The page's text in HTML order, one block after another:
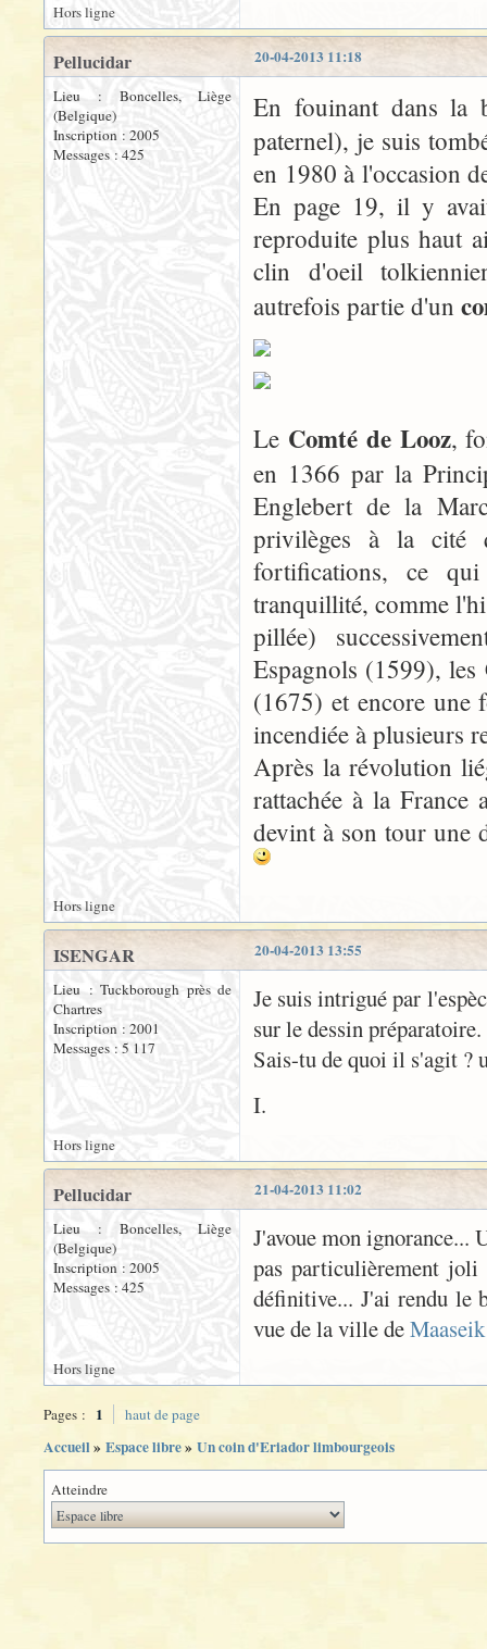
Hors ligne
20-04-2013 11:18
Pellucidar
Lieu : Boncelles, Liège
(Belgique)
Inscription : 2005
Messages : 425
En fouinant dans la
paternel), je suis
en 1980 à l'occasion
En page 19, il y
reproduite plus haut
clin d'oeil
autrefois partie d'un
Le Comté de Looz,
en 1366 par la
Englebert de la
privilèges à la cité
fortifications, ce
tranquillité, comme
pillée)
Espagnols (1599),
(1675) et encore une
incendiée à plusieurs
Après la révolution
rattachée à la France
devint à son tour une
Hors ligne
20-04-2013 13:55
ISENGAR
Lieu : Tuckborough près de
Chartres
Inscription : 2001
Messages : 5 117
Je suis intrigué par
sur le dessin préparatoire.
Sais-tu de quoi il s'agit ?
I.
Hors ligne
21-04-2013 11:02
Pellucidar
Lieu : Boncelles, Liège
(Belgique)
Inscription : 2005
Messages : 425
J'avoue mon ignorance...
pas particulièrement
définitive... J'ai rendu le
vue de la ville deMaaseik
Hors ligne
Pages : 1 haut de page
Accueil» Espace libre» Un coin d'Eriador limbourgeois
Atteindre